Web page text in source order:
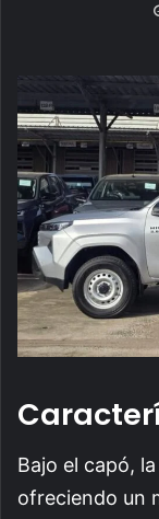
Bajo el capó,
ofreciendo un